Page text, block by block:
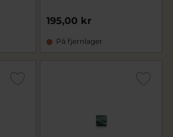
195,00 kr
På fjernlager